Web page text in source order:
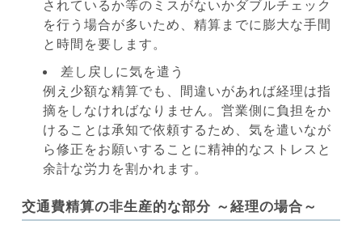
されているか等のミスがないかダブルチェック
を行う場合が多いため、精算までに膨大な手間
と時間を要します。
差し戻しに気を遣う
例え少額な精算でも、間違いがあれば経理は指
摘をしなければなりません。営業側に負担をか
けることは承知で依頼するため、気を遣いなが
ら修正をお願いすることに精神的なストレスと
余計な労力を割かれます。
交通費精算の非生産的な部分 ～経理の場合～